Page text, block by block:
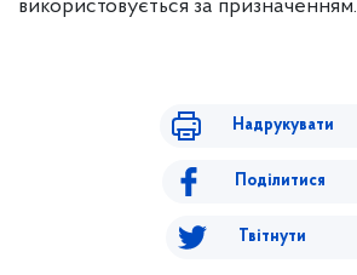
використовується за призначенням.
Надрукувати
Поділитися
Твітнути